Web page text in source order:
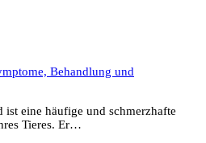
Behandlung und
eine häufige und schmerzhafte
Tieres. Er…